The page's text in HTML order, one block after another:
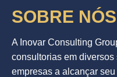
SOBRE NÓS
A Inovar Consulting
consultorias em
empresas a alcançar